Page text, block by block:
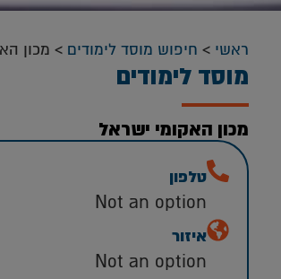
ראשי > חיפוש מוסד לימודים > מכון
מוסד לימודים
מכון האקומי ישראל
טלפון
Not an option
איזור
Not an option